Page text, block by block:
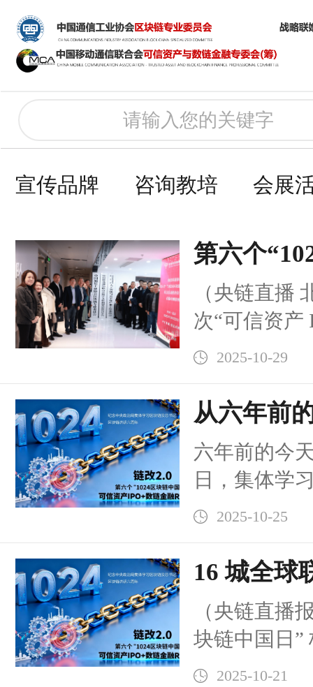
宣传品牌 咨询教培 会展
第六个
日”系列
改2.0赋能
融创新
（央链直播
次“可信资产
RWA”链改
书记发表重
紧扣全球
化）市场爆
半年市场规
230亿美元，
年底有望突
动链改2.0从
化落地、全
段。
2025-10-29
从六年前
误解的区
六年前的今
日，集体学
心技术自主
《被误解的
为个人思考
中，我提出
今天逐步得
特币并非泡
2025-10-25
16 城全球
“1024 区
链改 2.0
径，央链
（央链直播
块链中国日
产 IPO + 数
2025-10-21